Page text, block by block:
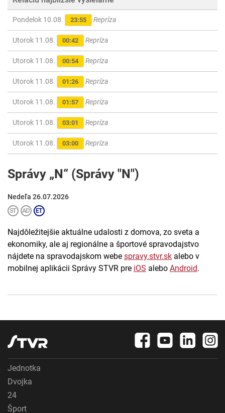
Pondelok 10.08. 23:55 Repríza
Utorok 11.08. 00:42 Repríza
Utorok 11.08. 00:54 Repríza
Utorok 11.08. 01:26 Repríza
Utorok 11.08. 01:57 Repríza
Utorok 11.08. 03:01 Repríza
Utorok 11.08. 03:00 Repríza
Správy „N“ (Správy "N")
Nedeľa 26.07.2026
Najdôležitejšie aktuálne udalosti z domova, zo sveta a
ekonomiky, ale aj regionálne a športové spravodajstvo
nájdete na spravodajskom webe spravy.stvr.sk alebo v
mobilnej aplikácii Správy STVR pre iOS alebo Android.
Jednotka
Dvojka
24
Šport